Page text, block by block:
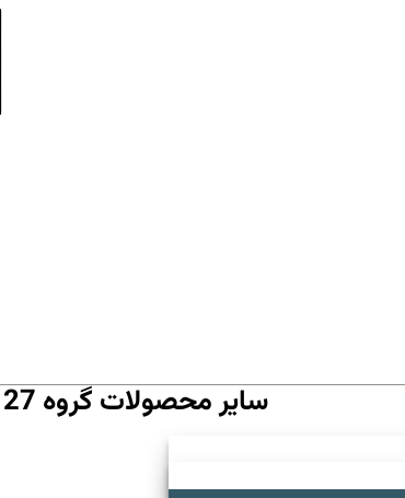
سایر محصولات گروه 27